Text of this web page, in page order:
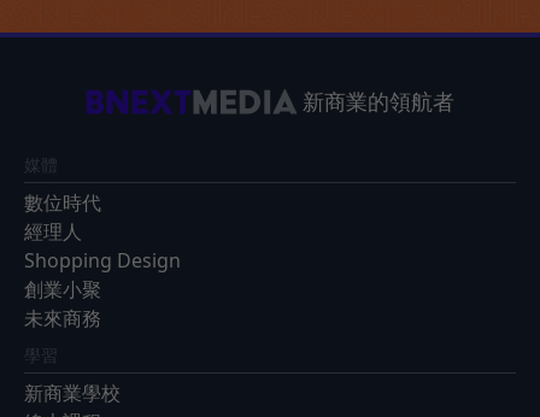
新商業的領航者
媒體
數位時代
經理人
Shopping Design
創業小聚
未來商務
學習
新商業學校